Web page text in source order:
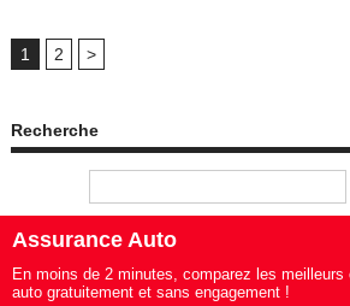
1 2 >
Recherche
Assurance Auto
En moins de 2 minutes, comparez les meilleurs
auto gratuitement et sans engagement !